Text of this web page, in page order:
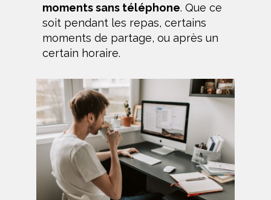
moments sans téléphone. Que ce
soit pendant les repas, certains
moments de partage, ou après un
certain horaire.